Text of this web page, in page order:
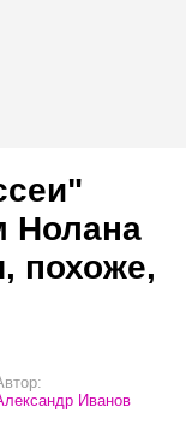
Нолана
похоже,
Иванов